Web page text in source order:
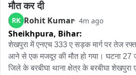
मौत कर दी
RK Rohit Kumar 4m ago
Sheikhpura, Bihar:
शेखपुरा में एनएच 333 ए सड़क मार्ग पर तेज
आने से एक मजदूर की मौत हो गया। घटना 27
जिले के बरबीघा थाना क्षेत्र के बरबीघा